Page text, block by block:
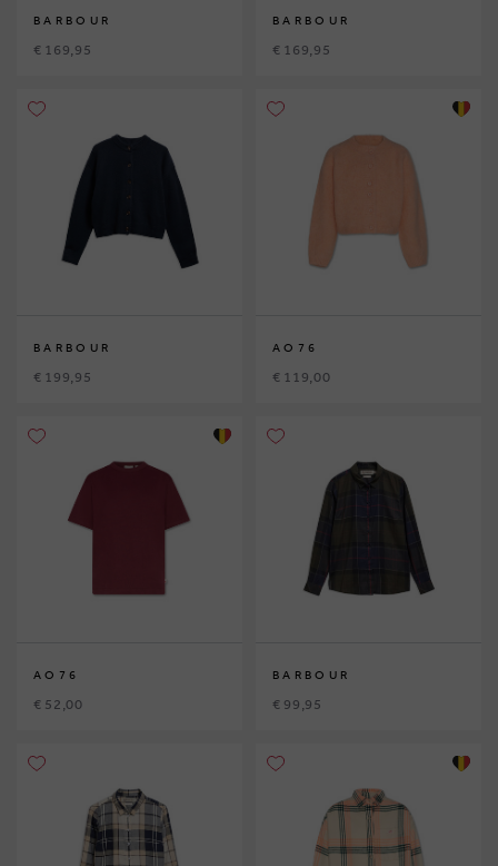
BARBOUR
€ 169,95
BARBOUR
€ 169,95
BARBOUR
€ 199,95
AO76
€ 119,00
AO76
€ 52,00
BARBOUR
€ 99,95